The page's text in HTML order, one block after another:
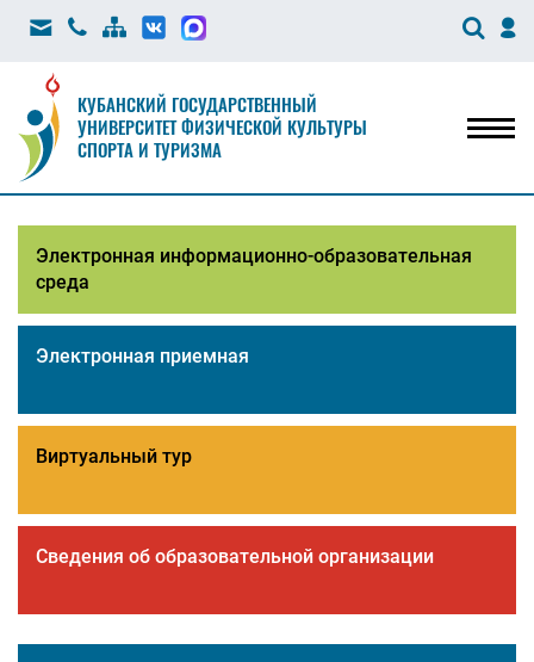
КУБАНСКИЙ ГОСУДАРСТВЕННЫЙ
УНИВЕРСИТЕТ ФИЗИЧЕСКОЙ КУЛЬТУРЫ
СПОРТА И ТУРИЗМА
Электронная информационно-образовательная
среда
Электронная приемная
Виртуальный тур
Сведения об образовательной организации